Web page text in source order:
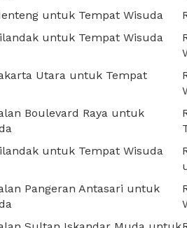
untuk Tempat Wisuda
untuk Tempat Wisuda
Utara untuk Tempat
Boulevard Raya untuk
untuk Tempat Wisuda
Pangeran Antasari untuk